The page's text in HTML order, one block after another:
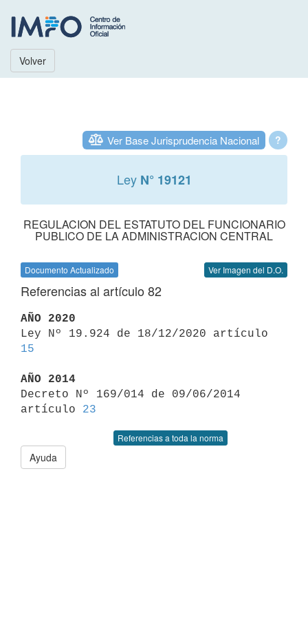
Volver
?
Ver Base Jurisprudencia Nacional
Ley N° 19121
REGULACION DEL ESTATUTO DEL FUNCIONARIO
PUBLICO DE LA ADMINISTRACION CENTRAL
Documento Actualizado Ver Imagen del D.O.
Referencias al artículo 82
AÑO 2020
15
AÑO 2014
Decreto Nº 169/014 de 09/06/2014
artículo 23
Referencias a toda la norma
Ayuda